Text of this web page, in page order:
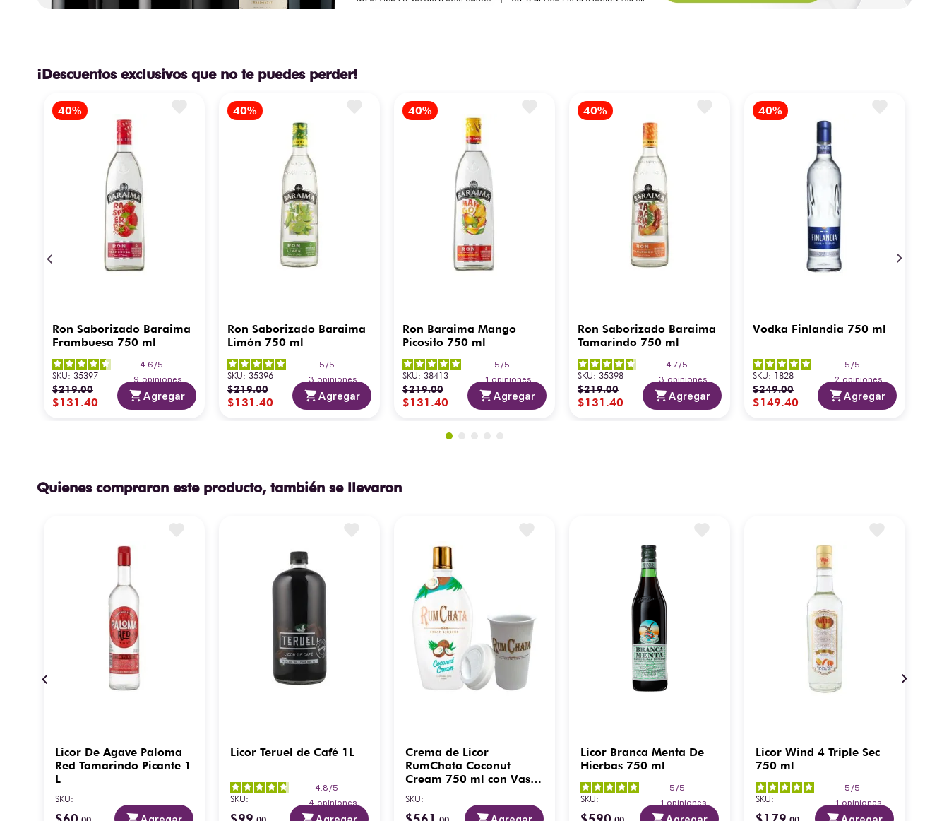
¡Descuentos exclusivos que no te puedes perder!
Ron Saborizado Baraima
Frambuesa 750 ml
4.6 /5
-
9 opiniones
SKU: 35397
$219.00
$131 .40 Agregar
Ron Saborizado Baraima
Limón 750 ml
5 /5
-
3 opiniones
SKU: 35396
$219.00
$131 .40 Agregar
Ron Baraima Mango
Picosito 750 ml
5 /5
-
1 opiniones
SKU: 38413
$219.00
$131 .40 Agregar
Ron Saborizado Baraima
Tamarindo 750 ml
4.7/5
-
3 opiniones
SKU: 35398
$219.00
$131 .40 Agregar
Vodka Finlandia 750 ml
5 /5
-
2 opiniones
SKU: 1828
$249.00
$149.40 Agregar
Quienes compraron este producto, también se llevaron
Licor De Agave Paloma
Red Tamarindo Picante 1
L
SKU:
Licor Teruel de Café 1L
4.8 /5
-
4 opiniones
SKU:
Crema de Licor
RumChata Coconut
Cream 750 ml con Vaso
SKU:
Licor Branca Menta De
Hierbas 750 ml
5 /5
-
1 opiniones
SKU:
Licor Wind 4 Triple Sec
750 ml
5 /5
-
1 opiniones
SKU: